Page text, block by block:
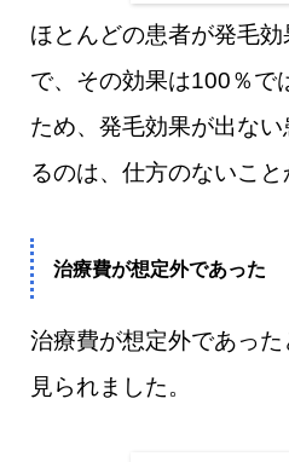
ほとんどの患者が発毛
で、その効果は100％で
ため、発毛効果が出な
るのは、仕方のないこと
治療費が想定外であった
治療費が想定外であっ
見られました。